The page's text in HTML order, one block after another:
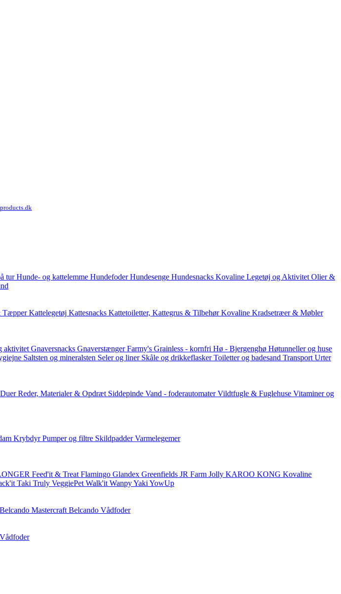
tur Hunde- og kattelemme Hundefoder Hundesenge Hundesnacks Kovaline Legetøj og Aktivitet Olier &
Tæpper Kattelegetøj Kattesnacks Kattetoiletter, Kattegrus & Tilbehør Kovaline Kradsetræer & Møbler
aktivitet Gnaversnacks Gnaverstænger Farmy's Grainless - kornfri Hø - Bjergenghø Høtunneller og huse
Saltsten og mineralsten Seler og liner Skåle og drikkeflasker Toiletter og badesand Transport Urter
Reder, Materialer & Opdræt Siddepinde Vand - foderautomater Vildtfugle & Fuglehuse Vitaminer og
Krybdyr Pumper og filtre Skildpadder Varmelegemer
Feed'it & Treat Flamingo Glandex Greenfields JR Farm Jolly KAROO KONG Kovaline
Taki Truly VeggiePet Walk'it WanpyYaki YowUp
Belcando Mastercraft Belcando Vådfoder